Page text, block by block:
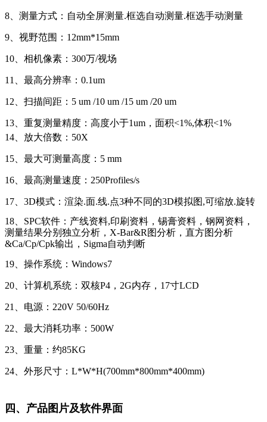
8、测量方式：自动全屏测量.框选自动测量.框选手动测量
9、视野范围：12mm*15mm
10、相机像素：300万/视场
11、最高分辨率：0.1um
12、扫描间距：5 um /10 um /15 um /20 um
13、重复测量精度：高度小于1um，面积<1%,体积<1%
14、放大倍数：50X
15、最大可测量高度：5 mm
16、最高测量速度：250Profiles/s
17、3D模式：渲染.面.线.点3种不同的3D模拟图,可缩放.旋转
18
SPC软件：产线资料,印刷资料，锡膏资料，钢网资料，
测量结果分别独立分析， X-Bar&R 图分析，直方图分析
&Ca/Cp/Cpk输出， Sigma自动判断
19、操作系统：Windows7
20、计算机系统：双核P4，2G内存，17寸LCD
21、电源：220V 50/60Hz
22、最大消耗功率：500W
23、重量：约85KG
24、外形尺寸：L*W*H(700mm*800mm*400mm)
四、产品图片及软件界面